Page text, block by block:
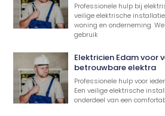
Professionele hulp bij
veilige elektrische
woning en onderneming.
gebruik
Elektricien Edam voor
betrouwbare elektra
Professionele hulp voor
Een veilige elektrische
onderdeel van een